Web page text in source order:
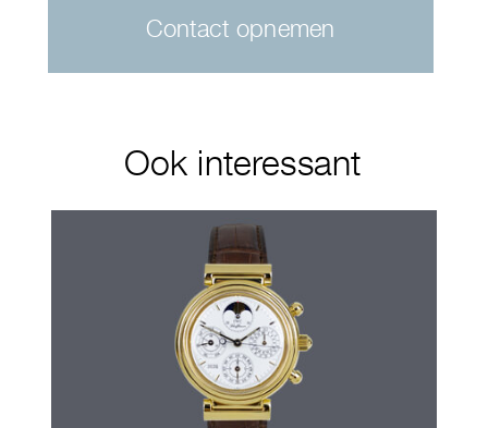
Contact opnemen
Ook interessant